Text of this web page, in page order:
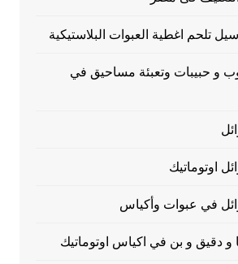
تلحم اغطية العبوات البلاستيكية
و حبيبات وتعبئة مساحيق في
اوتوماتيك
في عبوات وأكياس
و دقيق و بن في اكياس اوتوماتيك